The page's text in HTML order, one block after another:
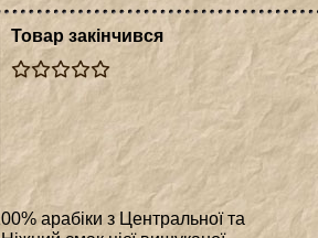
Товар закінчився
арабіки з Центральної та